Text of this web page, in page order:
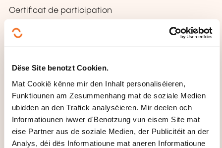
Dëse Site benotzt Cookien.
Mat Cookië kënne mir den Inhalt personaliséieren,
Funktiounen am Zesummenhang mat de soziale Medien
ubidden an den Trafick analyséieren. Mir deelen och
Informatiounen iwwer d'Benotzung vun eisem Site mat
eise Partner aus de soziale Medien, der Publicitéit an der
Analys, déi dës Informatioune mat aneren Informatioune
Certificat de participation
WÉINI ASS DÉI NÄCHST
28.09.2026
29.09.2026
Luxembourg
FR 1290,00€